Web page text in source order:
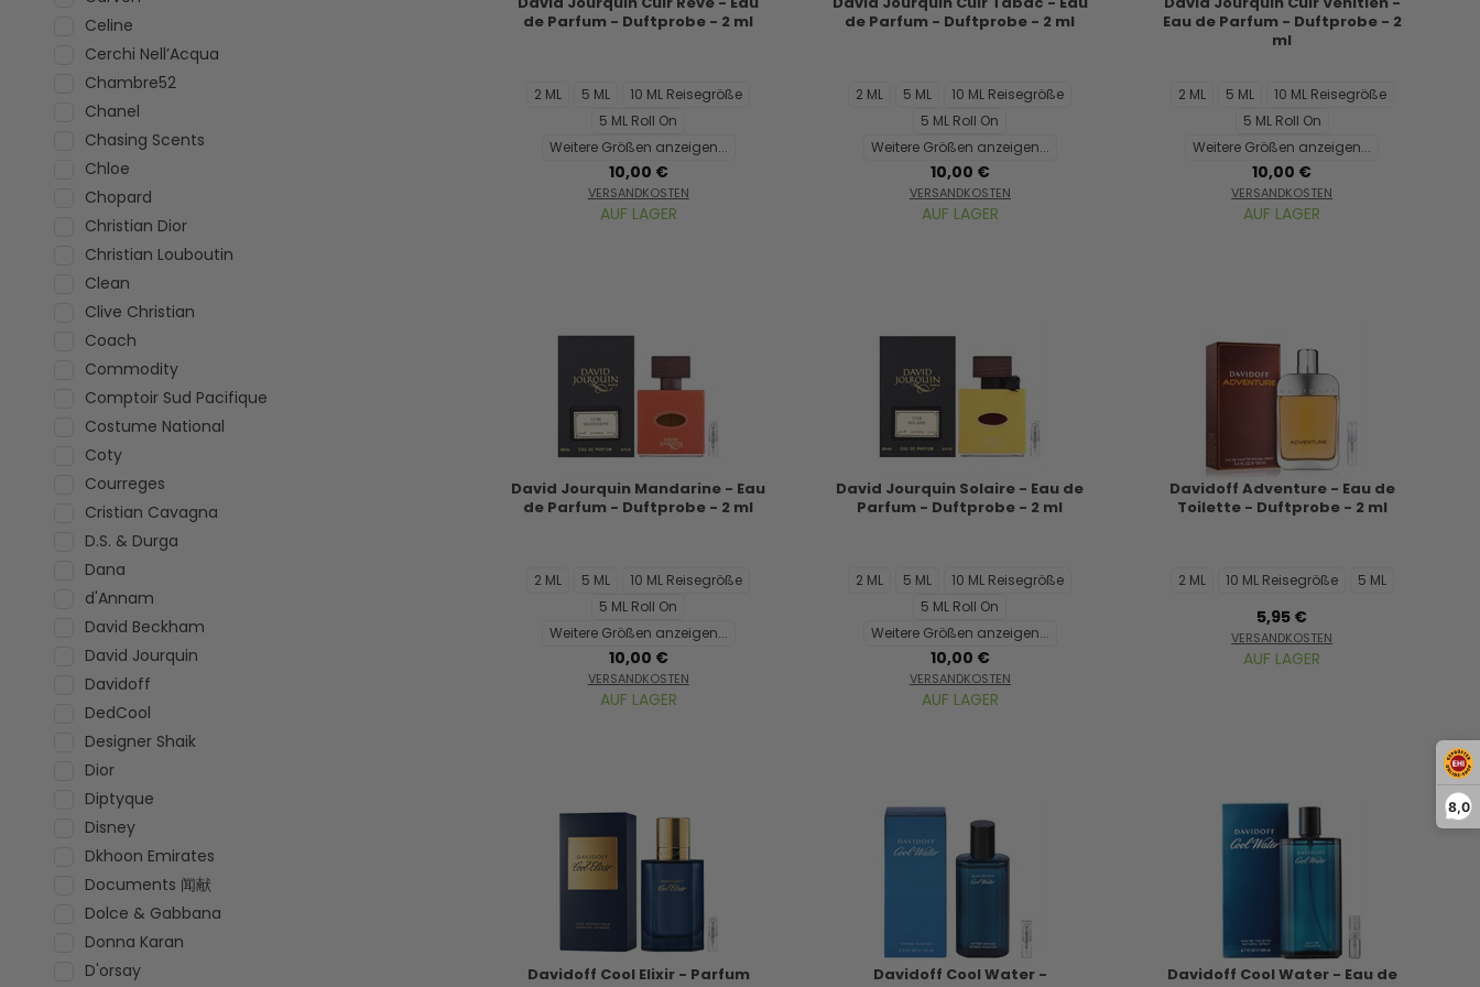
8,0
Celine
Cerchi Nell’Acqua
Chambre52
Chanel
Chasing Scents
Chloe
Chopard
Christian Dior
Christian Louboutin
Clean
Clive Christian
Coach
Commodity
Comptoir Sud Pacifique
Costume National
Coty
Courreges
Cristian Cavagna
D.S. & Durga
Dana
d'Annam
David Beckham
David Jourquin
Davidoff
DedCool
Designer Shaik
Dior
Diptyque
Disney
Dkhoon Emirates
Documents 闻献
Dolce & Gabbana
Donna Karan
D'orsay
de Parfum - Duftprobe - 2 ml
2 ML 5 ML
10 ML Reisegröße
5 ML Roll On
Weitere Größen anzeigen...
10,00 €
VERSANDKOSTEN
AUF LAGER
de Parfum - Duftprobe - 2 ml
2 ML 5 ML
10 ML Reisegröße
5 ML Roll On
Weitere Größen anzeigen...
10,00 €
VERSANDKOSTEN
AUF LAGER
Eau de Parfum - Duftprobe - 2
ml
2 ML 5 ML
10 ML Reisegröße
5 ML Roll On
Weitere Größen anzeigen...
10,00 €
VERSANDKOSTEN
AUF LAGER
David Jourquin Mandarine - Eau
de Parfum - Duftprobe - 2 ml
2 ML 5 ML
10 ML Reisegröße
5 ML Roll On
Weitere Größen anzeigen...
10,00 €
VERSANDKOSTEN
AUF LAGER
David Jourquin Solaire - Eau de
Parfum - Duftprobe - 2 ml
2 ML 5 ML
10 ML Reisegröße
5 ML Roll On
Weitere Größen anzeigen...
10,00 €
VERSANDKOSTEN
AUF LAGER
Davidoff Adventure - Eau de
Toilette - Duftprobe - 2 ml
2 ML 10 ML Reisegröße 5 ML
5,95 €
VERSANDKOSTEN
AUF LAGER
Davidoff Cool Elixir - Parfum
Davidoff Cool Water -
Davidoff Cool Water - Eau de